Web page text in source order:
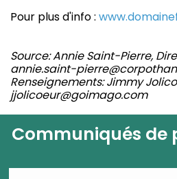
Pour plus d'info :
Source: Annie Saint-Pierre,
annie.saint-
Renseignements: Jimmy
jjolicoeur@goimago.com
Communiqués de